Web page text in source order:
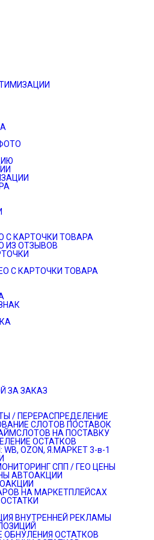
С КАРТОЧКИ ТОВАРА
ИЗ ОТЗЫВОВ
С КАРТОЧКИ ТОВАРА
ЗА ЗАКАЗ
/ ПЕРЕРАСПРЕДЕЛЕНИЕ
СЛОТОВ ПОСТАВОК
НА ПОСТАВКУ
ОСТАТКОВ
OZON, Я.МАРКЕТ 3-в-1
СПП / ГЕО ЦЕНЫ
АВТОАКЦИИ
НА МАРКЕТПЛЕЙСАХ
ВНУТРЕННЕЙ РЕКЛАМЫ
ОБНУЛЕНИЯ ОСТАТКОВ